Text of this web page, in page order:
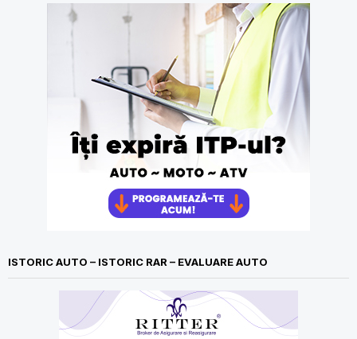
ISTORIC AUTO – ISTORIC RAR – EVALUARE AUTO